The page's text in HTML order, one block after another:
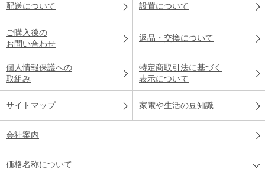
配送について 設置について
ご購入後の
お問い合わせ
返品・交換について
個人情報保護への
取組み
特定商取引法に基づく
表示について
サイトマップ 家電や生活の豆知識
会社案内
価格名称について